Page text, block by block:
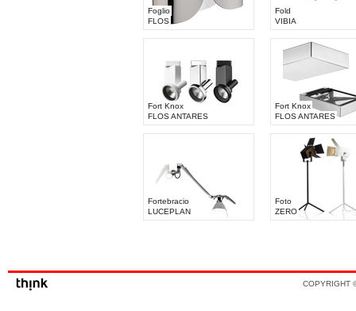
Foglio
FLOS
Fold
VIBIA
Fort Knox
FLOS ANTARES
Fort Knox
FLOS ANTARES
Fortebracio
LUCEPLAN
Foto
ZERO
COPYRIGHT